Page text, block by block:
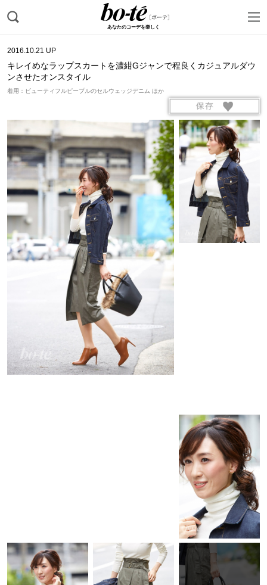
あなたのコーデを楽しく
2016.10.21 UP
キレイめなラップスカートを濃紺Gジャンで程良くカジュアルダウ
ンさせたオンスタイル
着用：ビューティフルピープルのセルウェッジデニム ほか